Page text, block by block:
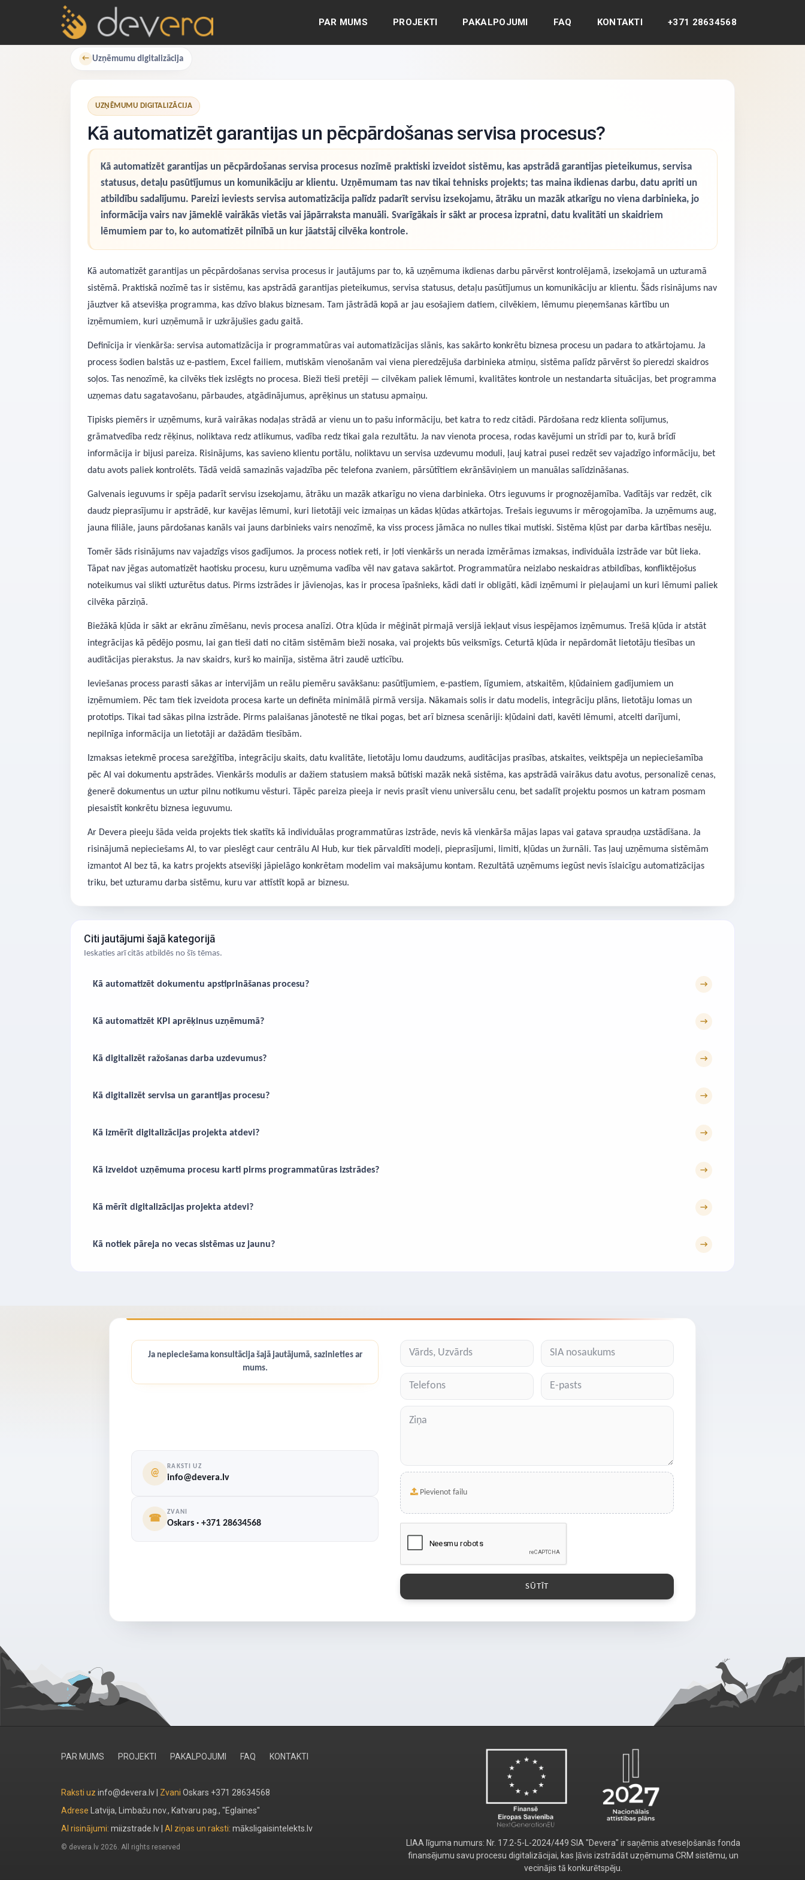
PAR MUMS PROJEKTI PAKALPOJUMI FAQ KONTAKTI +371 28634568
← Uzņēmumu digitalizācija
UZŅĒMUMU DIGITALIZĀCIJA
Kā automatizēt garantijas un pēcpārdošanas servisa procesus?
Kā automatizēt garantijas un pēcpārdošanas servisa procesus nozīmē praktiski izveidot sistēmu, kas apstrādā garantijas pieteikumus, servisa
statusus, detaļu pasūtījumus un komunikāciju ar klientu. Uzņēmumam tas nav tikai tehnisks projekts; tas maina ikdienas darbu, datu apriti un
atbildību sadalījumu. Pareizi ieviests servisa automatizācija palīdz padarīt servisu izsekojamu, ātrāku un mazāk atkarīgu no viena darbinieka, jo
informācija vairs nav jāmeklē vairākās vietās vai jāpārraksta manuāli. Svarīgākais ir sākt ar procesa izpratni, datu kvalitāti un skaidriem
lēmumiem par to, ko automatizēt pilnībā un kur jāatstāj cilvēka kontrole.
Kā automatizēt garantijas un pēcpārdošanas servisa procesus ir jautājums par to, kā uzņēmuma ikdienas darbu pārvērst kontrolējamā, izsekojamā un uzturamā
sistēmā. Praktiskā nozīmē tas ir sistēmu, kas apstrādā garantijas pieteikumus, servisa statusus, detaļu pasūtījumus un komunikāciju ar klientu. Šāds risinājums nav
jāuztver kā atsevišķa programma, kas dzīvo blakus biznesam. Tam jāstrādā kopā ar jau esošajiem datiem, cilvēkiem, lēmumu pieņemšanas kārtību un
izņēmumiem, kuri uzņēmumā ir uzkrājušies gadu gaitā.
Definīcija ir vienkārša: servisa automatizācija ir programmatūras vai automatizācijas slānis, kas sakārto konkrētu biznesa procesu un padara to atkārtojamu. Ja
process šodien balstās uz e-pastiem, Excel failiem, mutiskām vienošanām vai viena pieredzējuša darbinieka atmiņu, sistēma palīdz pārvērst šo pieredzi skaidros
soļos. Tas nenozīmē, ka cilvēks tiek izslēgts no procesa. Bieži tieši pretēji — cilvēkam paliek lēmumi, kvalitātes kontrole un nestandarta situācijas, bet programma
uzņemas datu sagatavošanu, pārbaudes, atgādinājumus, aprēķinus un statusu apmaiņu.
Tipisks piemērs ir uzņēmums, kurā vairākas nodaļas strādā ar vienu un to pašu informāciju, bet katra to redz citādi. Pārdošana redz klienta solījumus,
grāmatvedība redz rēķinus, noliktava redz atlikumus, vadība redz tikai gala rezultātu. Ja nav vienota procesa, rodas kavējumi un strīdi par to, kurā brīdī
informācija ir bijusi pareiza. Risinājums, kas savieno klientu portālu, noliktavu un servisa uzdevumu moduli, ļauj katrai pusei redzēt sev vajadzīgo informāciju, bet
datu avots paliek kontrolēts. Tādā veidā samazinās vajadzība pēc telefona zvaniem, pārsūtītiem ekrānšāviņiem un manuālas salīdzināšanas.
Galvenais ieguvums ir spēja padarīt servisu izsekojamu, ātrāku un mazāk atkarīgu no viena darbinieka. Otrs ieguvums ir prognozējamība. Vadītājs var redzēt, cik
daudz pieprasījumu ir apstrādē, kur kavējas lēmumi, kuri lietotāji veic izmaiņas un kādas kļūdas atkārtojas. Trešais ieguvums ir mērogojamība. Ja uzņēmums aug,
jauna filiāle, jauns pārdošanas kanāls vai jauns darbinieks vairs nenozīmē, ka viss process jāmāca no nulles tikai mutiski. Sistēma kļūst par darba kārtības nesēju.
Tomēr šāds risinājums nav vajadzīgs visos gadījumos. Ja process notiek reti, ir ļoti vienkāršs un nerada izmērāmas izmaksas, individuāla izstrāde var būt lieka.
Tāpat nav jēgas automatizēt haotisku procesu, kuru uzņēmuma vadība vēl nav gatava sakārtot. Programmatūra neizlabo neskaidras atbildības, konfliktējošus
noteikumus vai slikti uzturētus datus. Pirms izstrādes ir jāvienojas, kas ir procesa īpašnieks, kādi dati ir obligāti, kādi izņēmumi ir pieļaujami un kuri lēmumi paliek
cilvēka pārziņā.
Biežākā kļūda ir sākt ar ekrānu zīmēšanu, nevis procesa analīzi. Otra kļūda ir mēģināt pirmajā versijā iekļaut visus iespējamos izņēmumus. Trešā kļūda ir atstāt
integrācijas kā pēdējo posmu, lai gan tieši dati no citām sistēmām bieži nosaka, vai projekts būs veiksmīgs. Ceturtā kļūda ir nepārdomāt lietotāju tiesības un
auditācijas pierakstus. Ja nav skaidrs, kurš ko mainīja, sistēma ātri zaudē uzticību.
Ieviešanas process parasti sākas ar intervijām un reālu piemēru savākšanu: pasūtījumiem, e-pastiem, līgumiem, atskaitēm, kļūdainiem gadījumiem un
izņēmumiem. Pēc tam tiek izveidota procesa karte un definēta minimālā pirmā versija. Nākamais solis ir datu modelis, integrāciju plāns, lietotāju lomas un
prototips. Tikai tad sākas pilna izstrāde. Pirms palaišanas jānotestē ne tikai pogas, bet arī biznesa scenāriji: kļūdaini dati, kavēti lēmumi, atcelti darījumi,
nepilnīga informācija un lietotāji ar dažādām tiesībām.
Izmaksas ietekmē procesa sarežģītība, integrāciju skaits, datu kvalitāte, lietotāju lomu daudzums, auditācijas prasības, atskaites, veiktspēja un nepieciešamība
pēc AI vai dokumentu apstrādes. Vienkāršs modulis ar dažiem statusiem maksā būtiski mazāk nekā sistēma, kas apstrādā vairākus datu avotus, personalizē cenas,
ģenerē dokumentus un uztur pilnu notikumu vēsturi. Tāpēc pareiza pieeja ir nevis prasīt vienu universālu cenu, bet sadalīt projektu posmos un katram posmam
piesaistīt konkrētu biznesa ieguvumu.
Ar Devera pieeju šāda veida projekts tiek skatīts kā individuālas programmatūras izstrāde, nevis kā vienkārša mājas lapas vai gatava spraudņa uzstādīšana. Ja
risinājumā nepieciešams AI, to var pieslēgt caur centrālu AI Hub, kur tiek pārvaldīti modeļi, pieprasījumi, limiti, kļūdas un žurnāli. Tas ļauj uzņēmuma sistēmām
izmantot AI bez tā, ka katrs projekts atsevišķi jāpielāgo konkrētam modelim vai maksājumu kontam. Rezultātā uzņēmums iegūst nevis īslaicīgu automatizācijas
triku, bet uzturamu darba sistēmu, kuru var attīstīt kopā ar biznesu.
Citi jautājumi šajā kategorijā
Ieskaties arī citās atbildēs no šīs tēmas.
Kā automatizēt dokumentu apstiprināšanas procesu? →
Kā automatizēt KPI aprēķinus uzņēmumā? →
Kā digitalizēt ražošanas darba uzdevumus? →
Kā digitalizēt servisa un garantijas procesu? →
Kā izmērīt digitalizācijas projekta atdevi? →
Kā izveidot uzņēmuma procesu karti pirms programmatūras izstrādes? →
Kā mērīt digitalizācijas projekta atdevi? →
Kā notiek pāreja no vecas sistēmas uz jaunu? →
Ja nepieciešama konsultācija šajā jautājumā, sazinieties ar
mums.
@
RAKSTI UZ
info@devera.lv
☎
ZVANI
Oskars · +371 28634568
Pievienot failu
PAR MUMS PROJEKTI PAKALPOJUMI FAQ KONTAKTI
Raksti uz info@devera.lv | Zvani Oskars +371 28634568
Adrese
Latvija, Limbažu nov., Katvaru pag., "Eglaines"
AI risinājumi: miizstrade.lv AI ziņas un raksti: māksligaisintelekts.lv
© devera.lv 2026. All rights reserved
LIAA līguma numurs: Nr. 17.2-5-L-2024/449 SIA "Devera" ir saņēmis atveseļošanās fonda
finansējumu savu procesu digitalizācijai, kas ļāvis izstrādāt uzņēmuma CRM sistēmu, un
vecinājis tā konkurētspēju.